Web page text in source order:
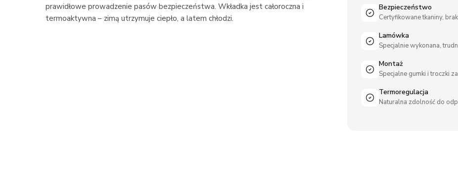
prawidłowe prowadzenie pasów bezpieczeństwa. Wkładka jest całoroczna i
termoaktywna – zimą utrzymuje ciepło, a latem chłodzi.
Bezpieczeństwo
Certyfikowane tkaniny,
Lamówka
Specjalnie wykonana,
Montaż
Specjalne gumki i troczki
Termoregulacja
Naturalna zdolność do